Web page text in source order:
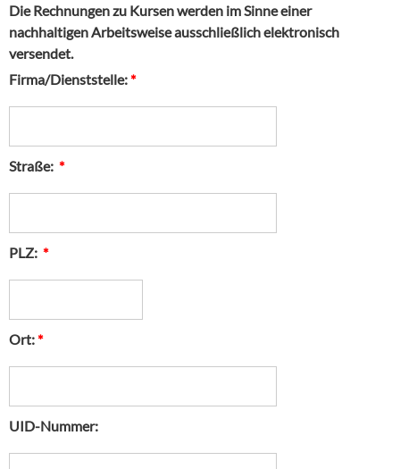
Die Rechnungen zu Kursen werden im Sinne einer
nachhaltigen Arbeitsweise ausschließlich elektronisch
versendet.
Firma/Dienststelle:*
Straße: *
PLZ: *
Ort:*
UID-Nummer: